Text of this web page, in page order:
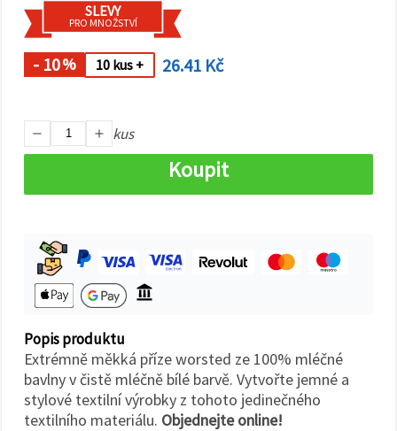
uvést své
preference v
Nastavení
výběrem
daného
na tlačítko
Nastavení
SLEVY
PRO MNOŽSTVÍ
- 10% 10 kus + 26.41 Kč
kus
Koupit
Popis produktu
Extrémně měkká příze worsted ze 100% mléčné
bavlny v čistě mléčně bílé barvě. Vytvořte jemné a
stylové textilní výrobky z tohoto jedinečného
textilního materiálu. Objednejte online!